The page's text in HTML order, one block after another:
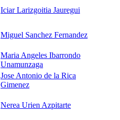
Iciar Larizgoitia Jauregui
Miguel Sanchez Fernandez
Maria Angeles Ibarrondo
Unamunzaga
Jose Antonio de la Rica
Gimenez
Nerea Urien Azpitarte